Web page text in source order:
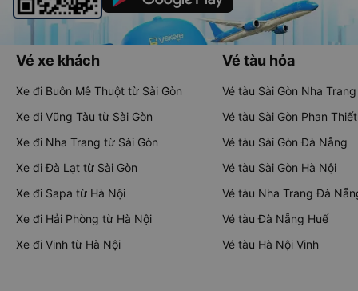
Vé xe khách
Xe đi Buôn Mê Thuột từ Sài Gòn
Xe đi Vũng Tàu từ Sài Gòn
Xe đi Nha Trang từ Sài Gòn
Xe đi Đà Lạt từ Sài Gòn
Xe đi Sapa từ Hà Nội
Xe đi Hải Phòng từ Hà Nội
Xe đi Vinh từ Hà Nội
Vé tàu hỏa
Vé tàu Sài Gòn Nha Trang
Vé tàu Sài Gòn Phan Thiết
Vé tàu Sài Gòn Đà Nẵng
Vé tàu Sài Gòn Hà Nội
Vé tàu Nha Trang Đà
Vé tàu Đà Nẵng Huế
Vé tàu Hà Nội Vinh